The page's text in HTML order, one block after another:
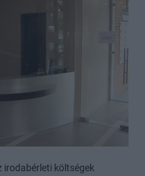
irodabérleti költségek